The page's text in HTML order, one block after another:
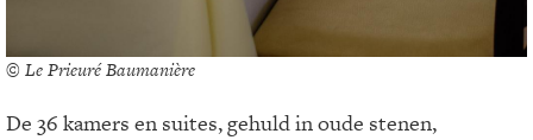
© Le Prieuré Baumanière
De 36 kamers en suites, gehuld in oude stenen,